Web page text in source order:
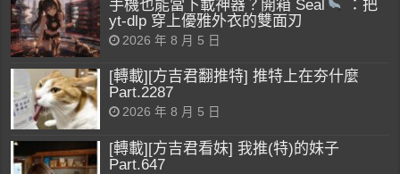
手機也能當下載神器？開箱 Seal
：把
yt-dlp 穿上優雅外衣的雙面刃
2026 年 8 月 5 日
[轉載][方吉君翻推特] 推特上在夯什麼
Part.2287
2026 年 8 月 5 日
[轉載][方吉君看妹] 我推(特)的妹子
Part.647